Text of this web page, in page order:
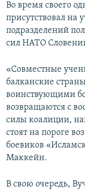
Во время своего
присутствовал на
подразделений
сил НАТО
«Совместные
балканские
воинствующими
возвращаются с
силы коалиции,
стоят на пороге
боевиков
Маккейн.
В свою очередь,